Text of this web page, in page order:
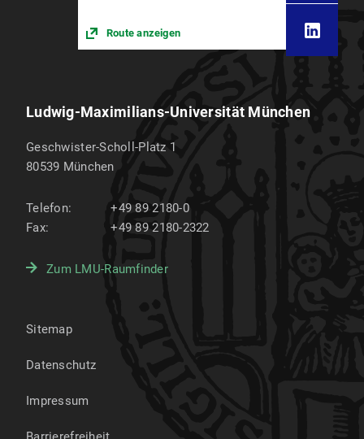
Route anzeigen
Ludwig-Maximilians-Universität München
Geschwister-Scholl-Platz 1
80539 München
Telefon:
+49 89 2180-0
Fax:
+49 89 2180-2322
Zum LMU-Raumfinder
Sitemap
Datenschutz
Impressum